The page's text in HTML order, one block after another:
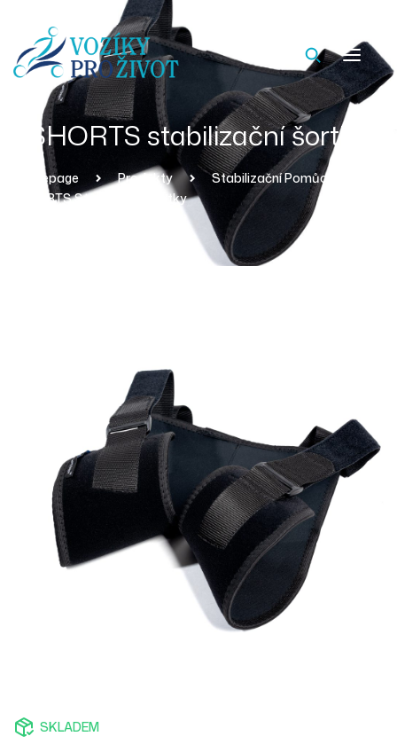
SHORTS stabilizační šortky
Homepage Produkty
Stabilizační Pomůcky
SHORTS Stabilizační Šortky
SKLADEM